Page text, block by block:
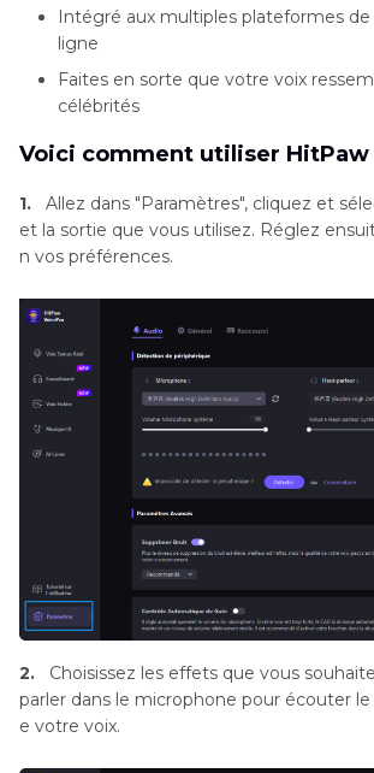
Intégré aux multiples plateformes
ligne
Faites en sorte que votre voix
célébrités
Voici comment utiliser HitPaw
1.
Allez dans "Paramètres", cliquez et
et la sortie que vous utilisez. Réglez
n vos préférences.
2.
Choisissez les effets que vous
parler dans le microphone pour écouter
e votre voix.